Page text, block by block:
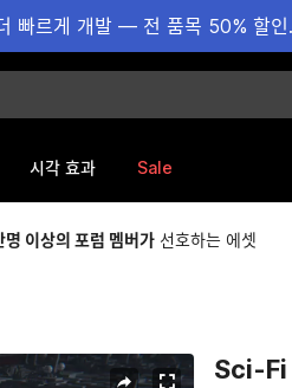
빠르게 개발 — 전 품목 50% 할인.
시각 효과 Sale
이상의 포럼 멤버가 선호하는 에셋
Sci-